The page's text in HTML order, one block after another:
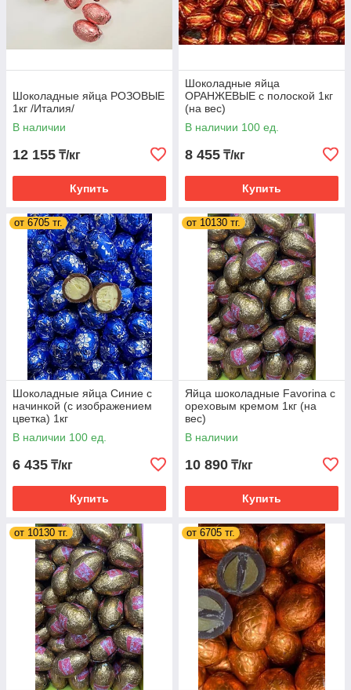
Шоколадные яйца РОЗОВЫЕ
1кг /Италия/
В наличии
12 155 ₸/кг
Купить
Шоколадные яйца
ОРАНЖЕВЫЕ с полоской 1кг
(на вес)
В наличии 100 ед.
8 455 ₸/кг
Купить
от 6705 тг.
Шоколадные яйца Синие с
начинкой (с изображением
цветка) 1кг
В наличии 100 ед.
6 435 ₸/кг
Купить
от 10130 тг.
Яйца шоколадные Favorina с
ореховым кремом 1кг (на
вес)
В наличии
10 890 ₸/кг
Купить
от 10130 тг. от 6705 тг.